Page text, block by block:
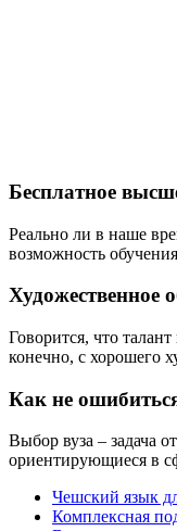
Бесплатное
Реально ли в наше
возможность
Художественное
Говорится, что
конечно, с хорошего
Как не
Выбор вуза – задача
ориентирующиеся в
Чешский язык
Комплексная